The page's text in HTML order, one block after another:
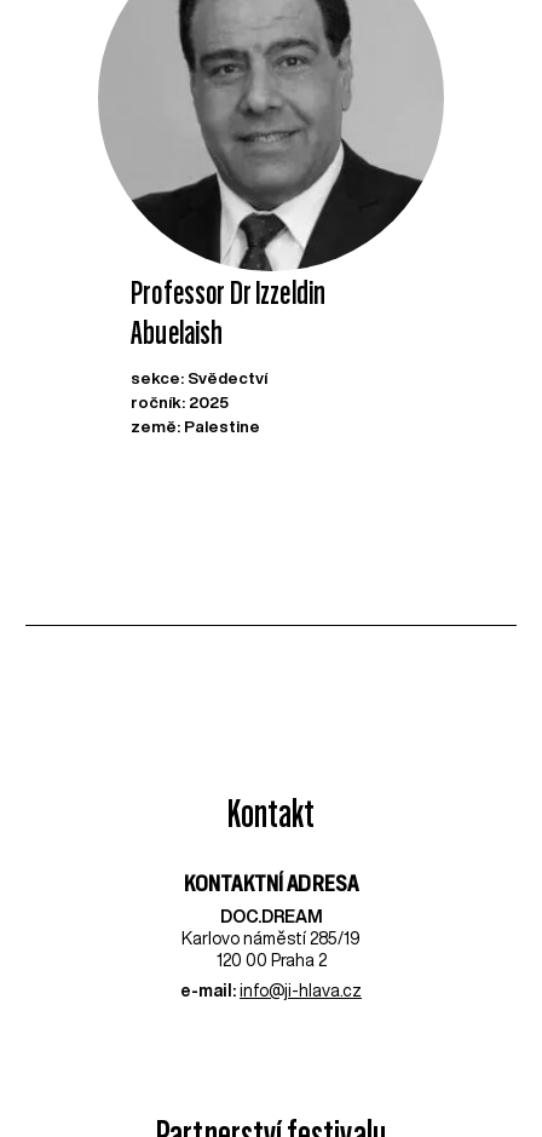
Professor Dr Izzeldin
Abuelaish
sekce: Svědectví
ročník: 2025
země: Palestine
Kontakt
KONTAKTNÍ ADRESA
DOC.DREAM​
Karlovo náměstí 285/19
120 00 Praha 2
e-mail: info@ji-hlava.cz